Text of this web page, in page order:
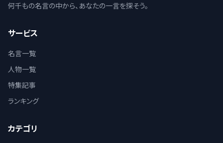
何千もの名言の中から、あなたの一言を探そう。
サービス
名言一覧
人物一覧
特集記事
ランキング
カテゴリ